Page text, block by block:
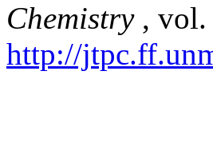
Chemistry , vol.
http://